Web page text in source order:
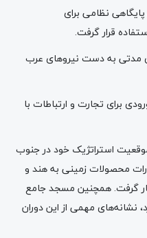
نظامی برای
قرار گرفت.
مدتی به دست نیروهای عرب
برای تجارت و ارتباطات با
استراتژیک خود در جنوب
محصولات زمینی به هند و
گرفت. همچنین مسجد جامع
نشانه‌های مهمی از این دوران